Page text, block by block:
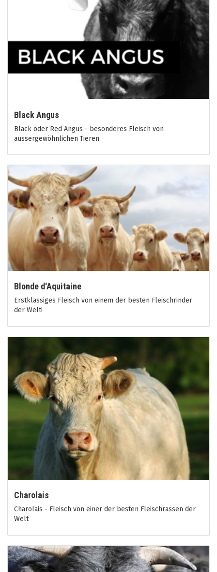
Black Angus
Black oder Red Angus - besonderes Fleisch von
aussergewöhnlichen Tieren
Blonde d'Aquitaine
Erstklassiges Fleisch von einem der besten Fleischrinder
der Welt!
Charolais
Charolais - Fleisch von einer der besten Fleischrassen der
Welt